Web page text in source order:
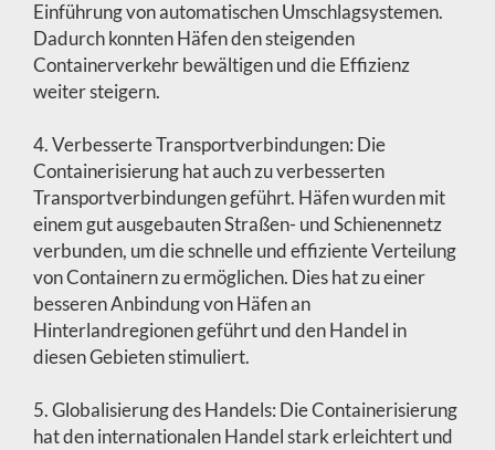
Einführung von automatischen Umschlagsystemen.
Dadurch konnten Häfen den steigenden
Containerverkehr bewältigen und die Effizienz
weiter steigern.
4. Verbesserte Transportverbindungen: Die
Containerisierung hat auch zu verbesserten
Transportverbindungen geführt. Häfen wurden mit
einem gut ausgebauten Straßen- und Schienennetz
verbunden, um die schnelle und effiziente Verteilung
von Containern zu ermöglichen. Dies hat zu einer
besseren Anbindung von Häfen an
Hinterlandregionen geführt und den Handel in
diesen Gebieten stimuliert.
5. Globalisierung des Handels: Die Containerisierung
hat den internationalen Handel stark erleichtert und